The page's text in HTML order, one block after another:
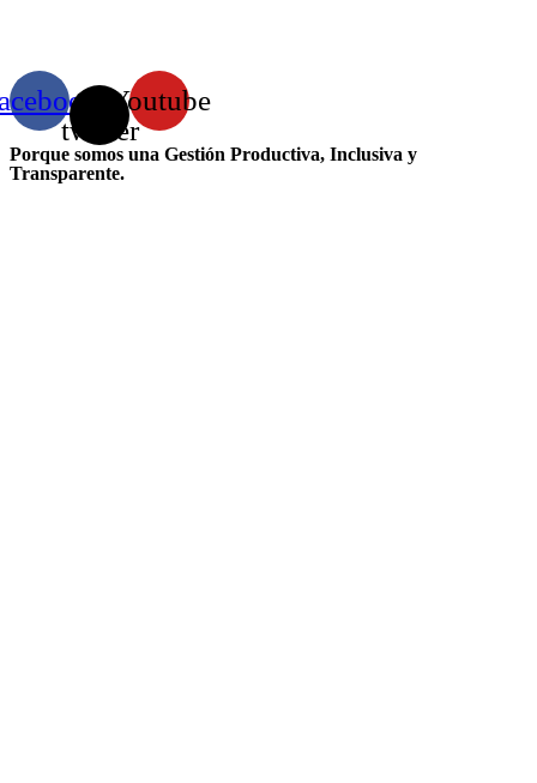
X-
twitter
Youtube
Porque somos una Gestión Productiva, Inclusiva y
Transparente.